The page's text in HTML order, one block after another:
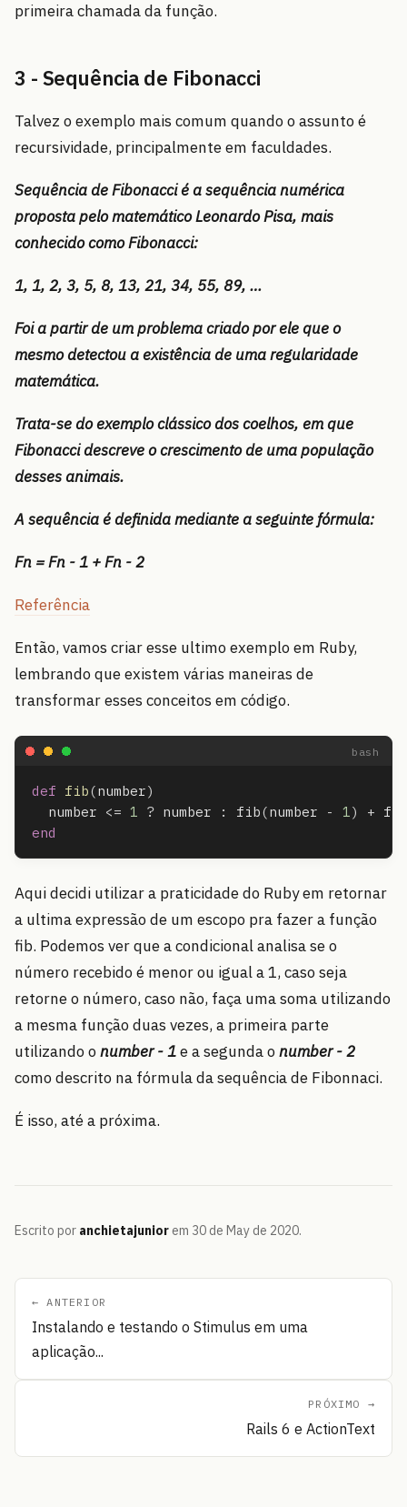
primeira chamada da função.
3 - Sequência de Fibonacci
Talvez o exemplo mais comum quando o assunto é
recursividade, principalmente em faculdades.
Sequência de Fibonacci é a sequência numérica
proposta pelo matemático Leonardo Pisa, mais
conhecido como Fibonacci:
1, 1, 2, 3, 5, 8, 13, 21, 34, 55, 89, …
Foi a partir de um problema criado por ele que o
mesmo detectou a existência de uma regularidade
matemática.
Trata-se do exemplo clássico dos coelhos, em que
Fibonacci descreve o crescimento de uma população
desses animais.
A sequência é definida mediante a seguinte fórmula:
Fn = Fn - 1 + Fn - 2
Referência
Então, vamos criar esse ultimo exemplo em Ruby,
lembrando que existem várias maneiras de
transformar esses conceitos em código.
def fib(number)
number <= 1 ? number : fib(number - 1) + fib
end
Aqui decidi utilizar a praticidade do Ruby em retornar
a ultima expressão de um escopo pra fazer a função
fib. Podemos ver que a condicional analisa se o
número recebido é menor ou igual a 1, caso seja
retorne o número, caso não, faça uma soma utilizando
a mesma função duas vezes, a primeira parte
utilizando onumber - 1e a segunda onumber - 2
como descrito na fórmula da sequência de Fibonnaci.
É isso, até a próxima.
Escrito por anchietajunior em 30 de May de 2020.
← ANTERIOR
Instalando e testando o Stimulus em uma
aplicação...
PRÓXIMO →
Rails 6 e ActionText